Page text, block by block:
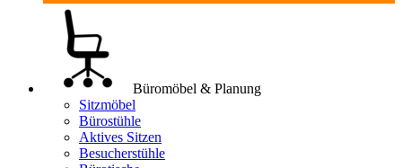
Büromöbel & Planung
Sitzmöbel
Bürostühle
Aktives Sitzen
Besucherstühle